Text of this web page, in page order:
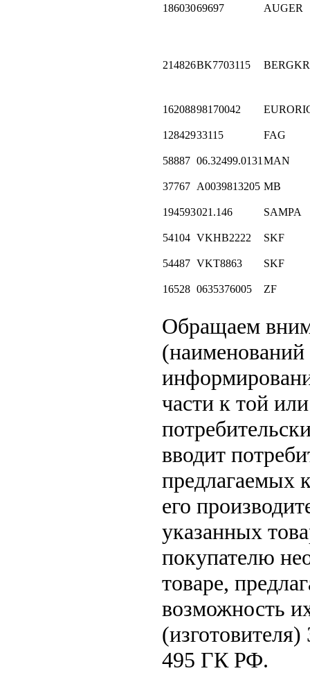
18603069697 AUGER
214826BK7703115
16208898170042
12842933115 FAG
58887 06.32499.0131 MAN
37767 A0039813205 MB
194593021.146 SAMPA
54104 VKHB2222 SKF
54487 VKT8863 SKF
16528 0635376005 ZF
Обращаем
(наименований
части к той
вводит
предлагаемых
его
указанных
покупателю
товаре,
возможность
495 ГК РФ.